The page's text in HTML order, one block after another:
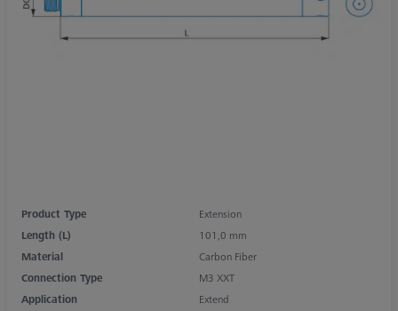
Product Type
Extension
Length (L)
101,0 mm
Material
Carbon Fiber
Connection Type
M3 XXT
Application
Extend